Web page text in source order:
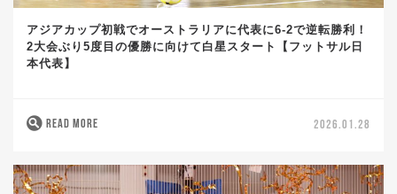
アジアカップ初戦でオーストラリアに代表に6-2で逆転勝利！
2大会ぶり5度目の優勝に向けて白星スタート【フットサル日
本代表】
READ MORE 2026.01.28